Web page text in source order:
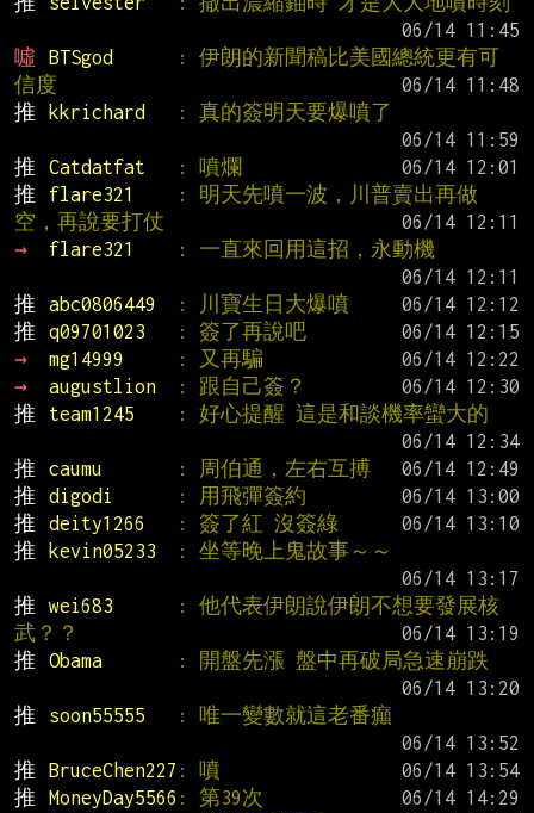
噓
BTSgod
: 伊朗的新聞稿比美國總統更有可
信度
推
kkrichard
: 真的簽明天要爆噴了
推
Catdatfat : 噴爛
推
flare321
: 明天先噴一波，川普賣出再做
空，再說要打仗
→
flare321
: 一直來回用這招，永動機
推
abc0806449 : 川寶生日大爆噴
推
q09701023 : 簽了再說吧
→
mg14999 : 又再騙
→
augustlion : 跟自己簽？
推
team1245
: 好心提醒 這是和談機率蠻大的
推
caumu : 周伯通，左右互搏
推
digodi : 用飛彈簽約
推
deity1266 : 簽了紅 沒簽綠
推
kevin05233
: 坐等晚上鬼故事～～
推
wei683
: 他代表伊朗說伊朗不想要發展核
武？？
推
Obama
: 開盤先漲 盤中再破局急速崩跌
推
soon55555
: 唯一變數就這老番癲
推
BruceChen227 : 噴
推
MoneyDay5566 : 第39次